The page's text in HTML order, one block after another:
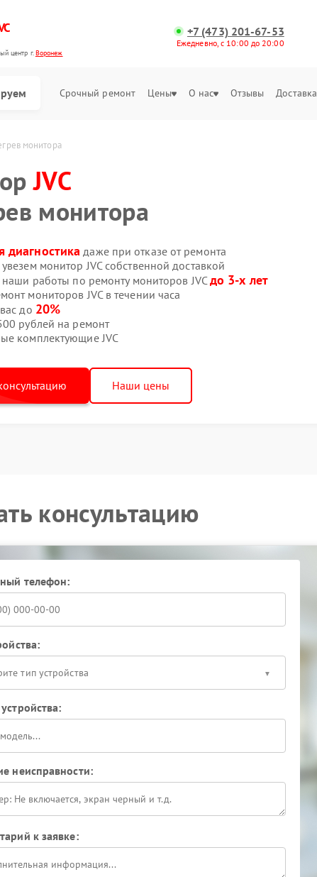
центр г.Воронеж
+7 (473) 201-67-53
Ежедневно, с 10:00 до 20:00
Срочный ремонт Цены О нас Отзывы Доставка
монитора
JVC
монитора
диагностика даже при отказе от ремонта
монитор JVC собственной доставкой
наши работы по ремонту мониторов JVCдо 3-х лет
мониторов JVC в течении часа
до 20%
рублей на ремонт
комплектующие JVC
Наши цены
консультацию
телефон:
тип устройства
неисправности:
к заявке: